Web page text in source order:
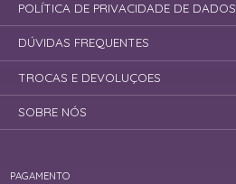
PAGAMENTO
POLÍTICA DE PRIVACIDADE DE DADOS
DÚVIDAS FREQUENTES
TROCAS E DEVOLUÇOES
SOBRE NÓS